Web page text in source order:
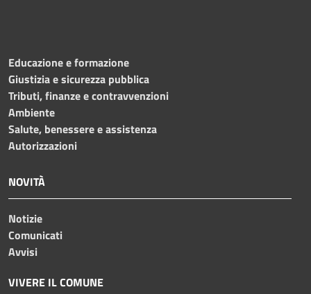
Educazione e formazione
Giustizia e sicurezza pubblica
Tributi, finanze e contravvenzioni
Ambiente
Salute, benessere e assistenza
Autorizzazioni
NOVITÀ
Notizie
Comunicati
Avvisi
VIVERE IL COMUNE